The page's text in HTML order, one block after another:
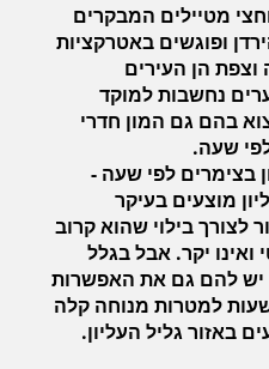
מטיילים המבקרים
ופוגשים באטרקציות
וצפת הן העירים
נחשבות למוקד
בהם גם המון חדרי
שעה.
בצימרים לפי שעה -
מוצעים בעיקר
לצורך בילוי שהוא קרוב
ואינו יקר. אבל בגלל
יש להם גם את האפשרות
למטרות מנוחה קלה
באזור גליל העליון.